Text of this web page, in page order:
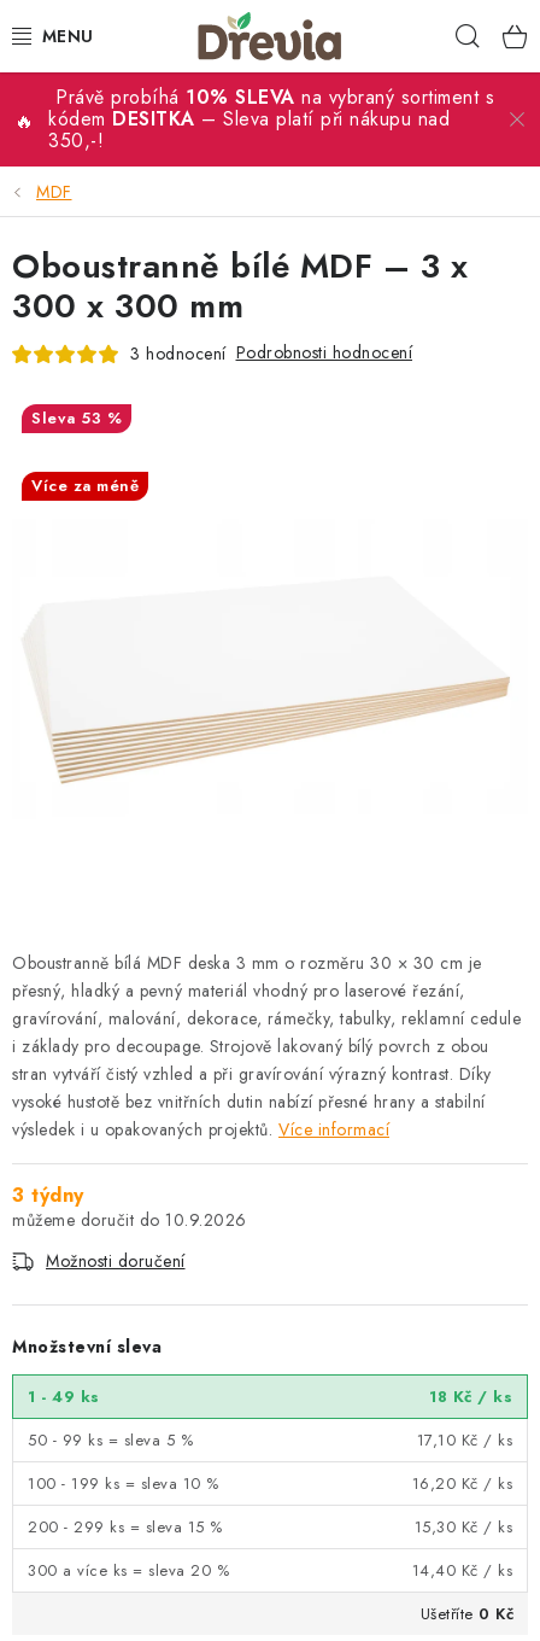
na
SVATBA 💍
DÁRKY
KUCHYŇSKÉ POTŘEBY
DEKORACE
PŘÍLEŽITOSTI
MATERIÁLY A TVOŘENÍ
VÝPRODEJ 🔥
Hodnocení obchodu
Stav objednávky
Reklamace a vrácení zboží
Právě probíhá 10% SLEVA na vybraný sortiment s
kódem DESITKA – Sleva platí při nákupu nad
350,-!
MDF
Oboustranně bílá MDF deska 3 mm o rozměru 30 × 30 cm je
přesný, hladký a pevný materiál vhodný pro laserové řezání,
gravírování, malování, dekorace, rámečky, tabulky, reklamní cedule
i základy pro decoupage. Strojově lakovaný bílý povrch z obou
stran vytváří čistý vzhled a při gravírování výrazný kontrast. Díky
vysoké hustotě bez vnitřních dutin nabízí přesné hrany a stabilní
výsledek i u opakovaných projektů. Více informací
3 týdny
10.9.2026
Možnosti doručení
Množstevní sleva
1 - 49 ks 18 Kč / ks
50 - 99 ks = sleva 5 %
17,10 Kč / ks
100 - 199 ks = sleva 10 %
16,20 Kč / ks
200 - 299 ks = sleva 15 %
15,30 Kč / ks
300 a více ks = sleva 20 %
14,40 Kč / ks
Ušetříte 0 Kč
Oboustranně bílé MDF – 3 x
300 x 300 mm
3 hodnocení Podrobnosti hodnocení
53 %
Více za méně